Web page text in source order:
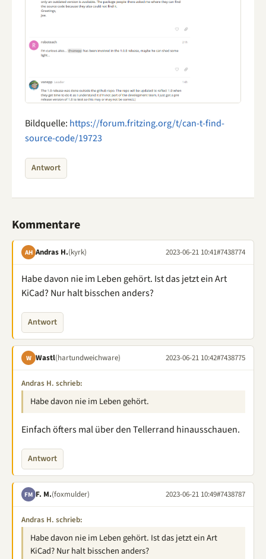
Bildquelle: https://forum.fritzing.org/t/can-t-find-
source-code/19723
Antwort
Kommentare
AH Andras H.(kyrk) 2023-06-21 10:41#7438774
Habe davon nie im Leben gehört. Ist das jetzt ein Art
KiCad? Nur halt bisschen anders?
Antwort
W Wastl(hartundweichware) 2023-06-21 10:42#7438775
Andras H. schrieb:
Habe davon nie im Leben gehört.
Einfach öfters mal über den Tellerrand hinausschauen.
Antwort
FM F. M.(foxmulder) 2023-06-21 10:49#7438787
Andras H. schrieb:
Habe davon nie im Leben gehört. Ist das jetzt ein Art
KiCad? Nur halt bisschen anders?